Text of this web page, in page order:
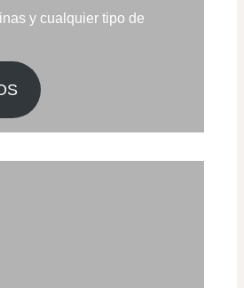
y cualquier tipo de